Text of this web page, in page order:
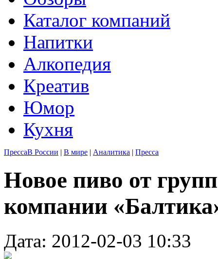
Каталог компаний
Напитки
Алкопедия
Креатив
Юмор
Кухня
ПрессаВ России | В мире | Аналитика | Пресса
Новое пиво от
компании
Дата: 2012-02-03 10:33